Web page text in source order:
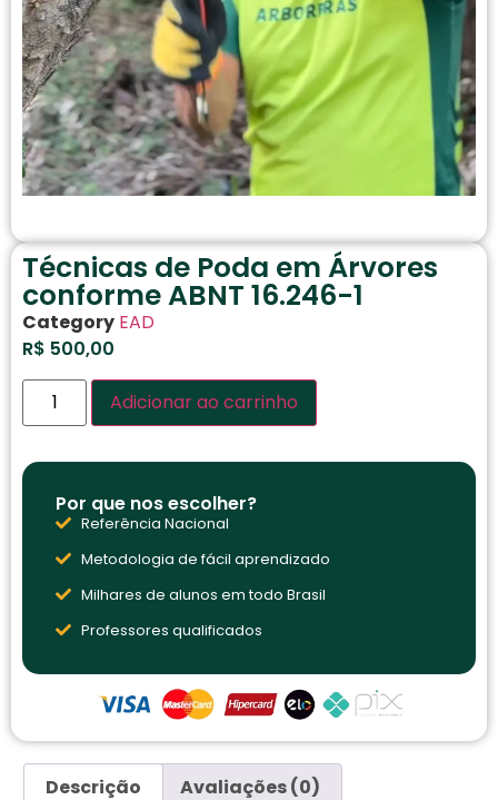
Técnicas de Poda em Árvores
conforme ABNT 16.246-1
Category EAD
R$ 500,00
Adicionar ao carrinho
Por que nos escolher?
Referência Nacional
Metodologia de fácil aprendizado
Milhares de alunos em todo Brasil
Professores qualificados
Descrição Avaliações (0)